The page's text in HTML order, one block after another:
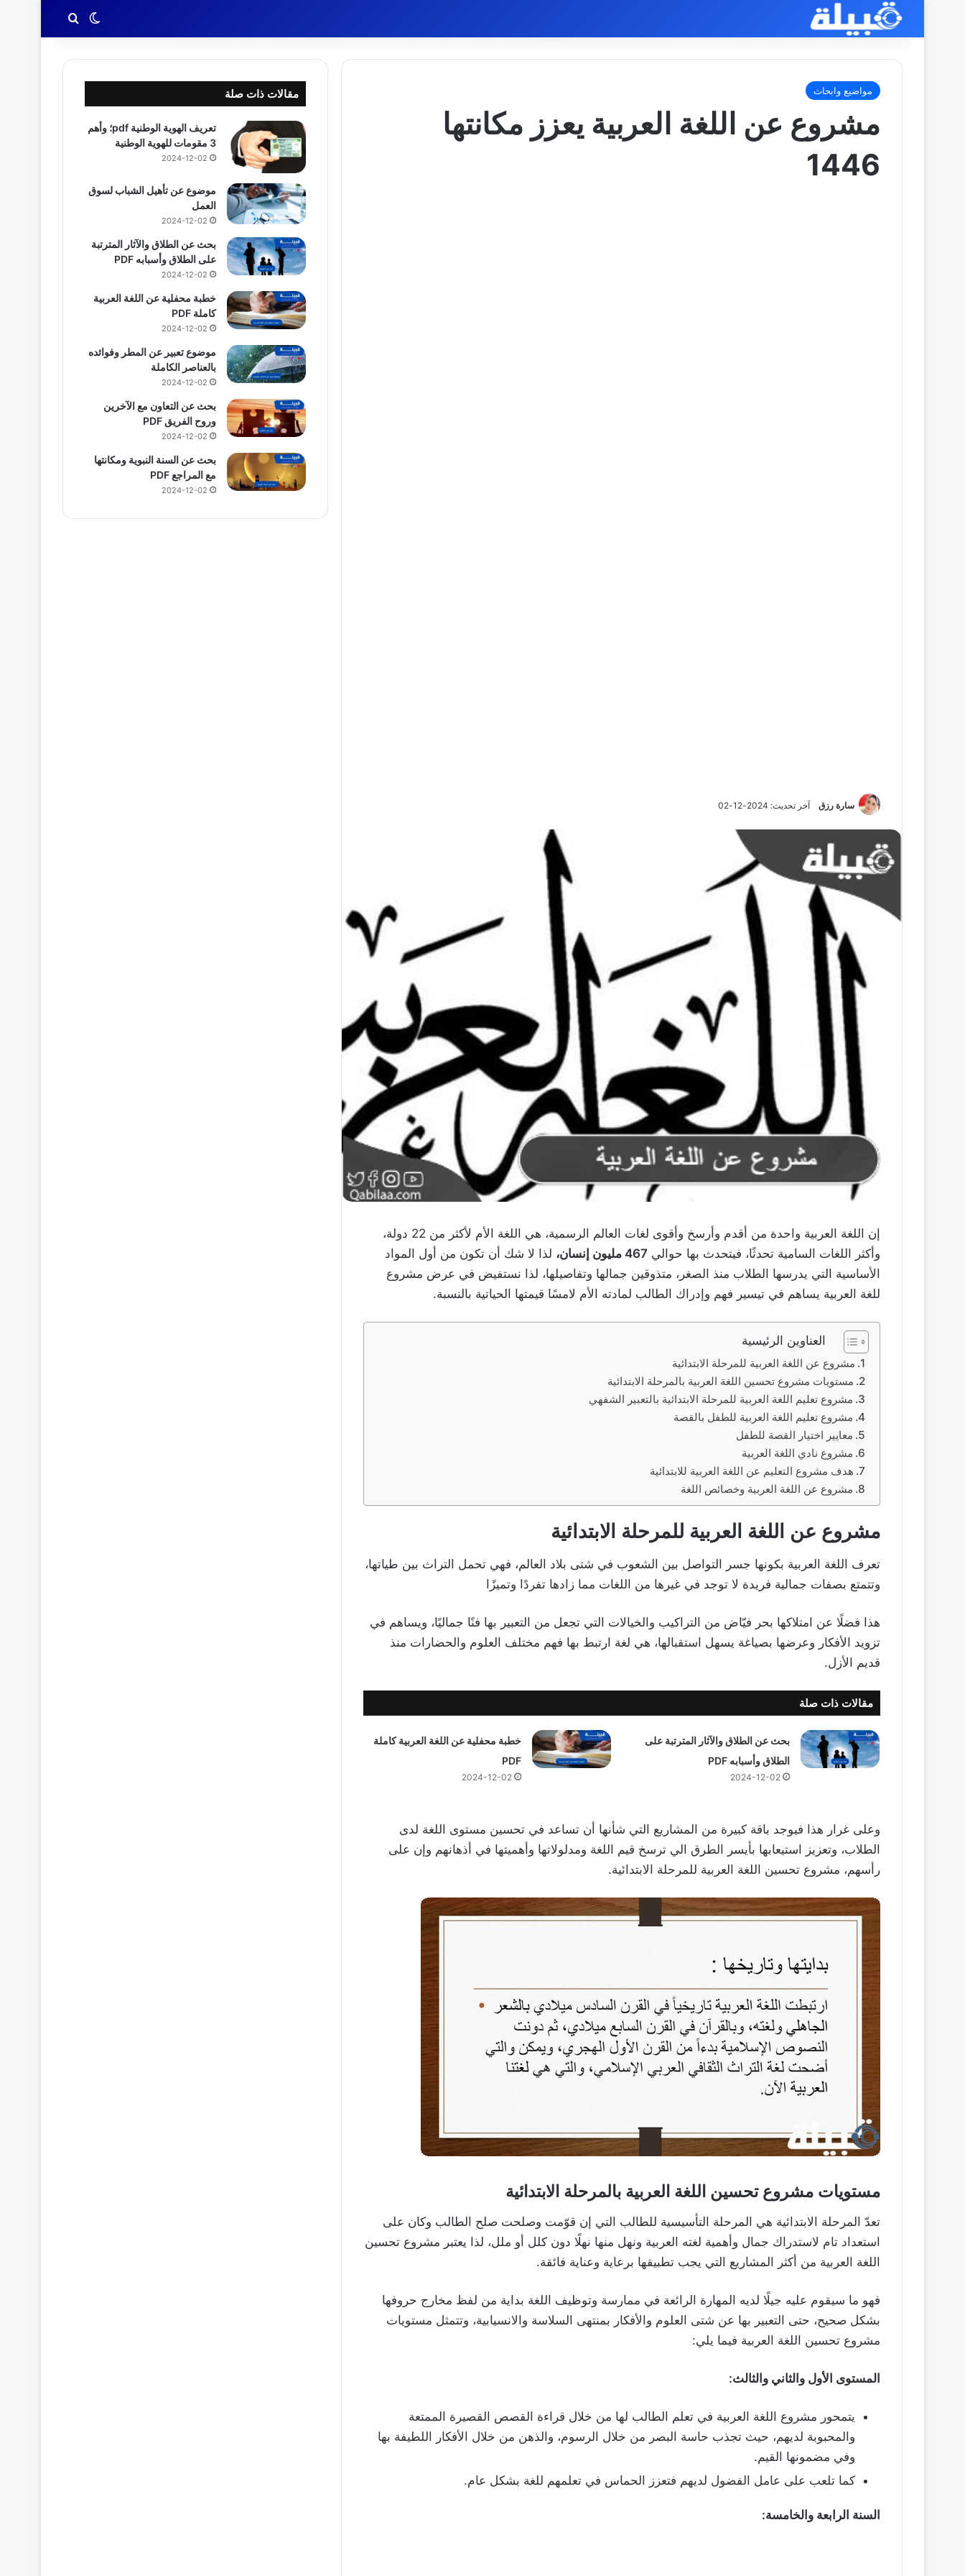
الوضع المظلم
بحث عن
مواضيع وابحاث
مشروع عن اللغة العربية يعزز مكانتها
1446
سارة رزق آخر تحديث: 2024-12-02
إن اللغة العربية واحدة من أقدم وأرسخ وأقوى لغات العالم الرسمية، هي اللغة الأم لأكثر من 22 دولة،
وأكثر اللغات السامية تحدثًا، فيتحدث بها حوالي 467 مليون إنسان،
لذا لا شك أن تكون من أول المواد
الأساسية التي يدرسها الطلاب منذ الصغر، متذوقين جمالها وتفاصيلها، لذا نستفيض في عرض مشروع
للغة العربية يساهم في تيسير فهم وإدراك الطالب لمادته الأم لامسًا قيمتها الحياتية بالنسبة.
العناوين الرئيسية
مشروع عن اللغة العربية للمرحلة الابتدائية
مستويات مشروع تحسين اللغة العربية بالمرحلة الابتدائية
مشروع تعليم اللغة العربية للمرحلة الابتدائية بالتعبير الشفهي
مشروع تعليم اللغة العربية للطفل بالقصة
معايير اختيار القصة للطفل
مشروع نادي اللغة العربية
هدف مشروع التعليم عن اللغة العربية للابتدائية
مشروع عن اللغة العربية وخصائص اللغة
مشروع عن اللغة العربية للمرحلة الابتدائية
تعرف اللغة العربية بكونها جسر التواصل بين الشعوب في شتى بلاد العالم، فهي تحمل التراث بين طياتها،
وتتمتع بصفات جمالية فريدة لا توجد في غيرها من اللغات مما زادها تفردًا وتميزًا
هذا فضلًا عن امتلاكها بحر فيّاض من التراكيب والخيالات التي تجعل من التعبير بها فنًا جماليًا، ويساهم في
تزويد الأفكار وعرضها بصياغة يسهل استقبالها، هي لغة ارتبط بها فهم مختلف العلوم والحضارات منذ
قديم الأزل.
مقالات ذات صلة
بحث عن الطلاق والآثار المترتبة على
الطلاق وأسبابه PDF
2024-12-02
خطبة محفلية عن اللغة العربية كاملة
PDF
2024-12-02
وعلى غرار هذا فيوجد باقة كبيرة من المشاريع التي شأنها أن تساعد في تحسين مستوى اللغة لدى
الطلاب، وتعزيز استيعابها بأيسر الطرق الي ترسخ قيم اللغة ومدلولاتها وأهميتها في أذهانهم وإن على
رأسهم، مشروع تحسين اللغة العربية للمرحلة الابتدائية.
مستويات مشروع تحسين اللغة العربية بالمرحلة الابتدائية
تعدّ المرحلة الابتدائية هي المرحلة التأسيسية للطالب التي إن قوّمت وصلحت صلح الطالب وكان على
استعداد تام لاستدراك جمال وأهمية لغته العربية ونهل منها نهلًا دون كلل أو ملل، لذا يعتبر مشروع تحسين
اللغة العربية من أكثر المشاريع التي يجب تطبيقها برعاية وعناية فائقة.
فهو ما سيقوم عليه جيلًا لديه المهارة الرائعة في ممارسة وتوظيف اللغة بداية من لفظ مخارج حروفها
بشكل صحيح، حتى التعبير بها عن شتى العلوم والأفكار بمنتهى السلاسة والانسيابية، وتتمثل مستويات
مشروع تحسين اللغة العربية فيما يلي:
المستوى الأول والثاني والثالث:
يتمحور مشروع اللغة العربية في تعلم الطالب لها من خلال قراءة القصص القصيرة الممتعة
والمحبوبة لديهم، حيث تجذب حاسة البصر من خلال الرسوم، والذهن من خلال الأفكار اللطيفة بها
وفي مضمونها القيم.
كما تلعب على عامل الفضول لديهم فتعزز الحماس في تعلمهم للغة بشكل عام.
السنة الرابعة والخامسة:
مقالات ذات صلة
تعريف الهوية الوطنية pdf؛ وأهم
3 مقومات للهوية الوطنية
2024-12-02
موضوع عن تأهيل الشباب لسوق
العمل
2024-12-02
بحث عن الطلاق والآثار المترتبة
على الطلاق وأسبابه PDF
2024-12-02
خطبة محفلية عن اللغة العربية
كاملة PDF
2024-12-02
موضوع تعبير عن المطر وفوائده
بالعناصر الكاملة
2024-12-02
بحث عن التعاون مع الآخرين
وروح الفريق PDF
2024-12-02
بحث عن السنة النبوية ومكانتها
مع المراجع PDF
2024-12-02